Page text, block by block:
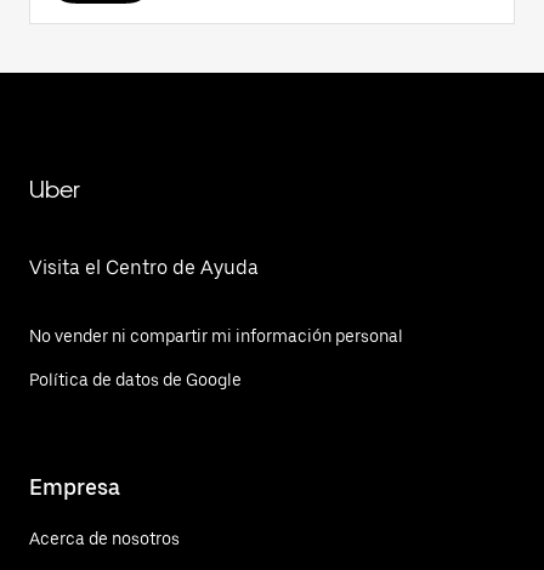
Uber
Visita el Centro de Ayuda
No vender ni compartir mi información personal
Política de datos de Google
Empresa
Acerca de nosotros